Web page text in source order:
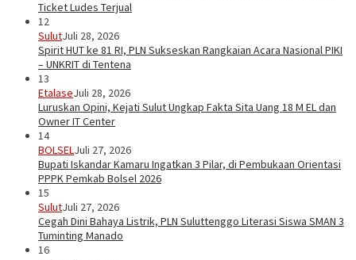
Ticket Ludes Terjual
12
SulutJuli 28, 2026
Spirit HUT ke 81 RI, PLN Sukseskan Rangkaian Acara Nasional PIKI
– UNKRIT di Tentena
13
EtalaseJuli 28, 2026
Luruskan Opini, Kejati Sulut Ungkap Fakta Sita Uang 18 M EL dan
Owner IT Center
14
BOLSELJuli 27, 2026
Bupati Iskandar Kamaru Ingatkan 3 Pilar, di Pembukaan Orientasi
PPPK Pemkab Bolsel 2026
15
SulutJuli 27, 2026
Cegah Dini Bahaya Listrik, PLN Suluttenggo Literasi Siswa SMAN 3
Tuminting Manado
16